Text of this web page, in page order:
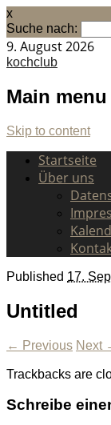
x
Suche nach:
9. August 2026
kochclub
Main menu
Skip to content
Startseite
Über uns
Published 17.
Untitled
← Previous Next
Trackbacks are
Schreibe